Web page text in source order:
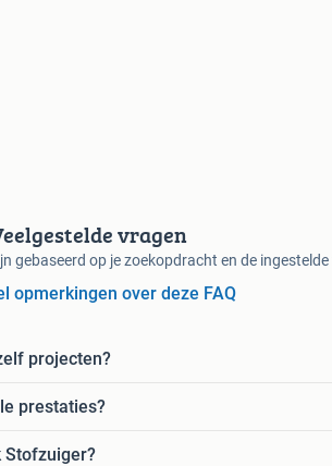
vragen
gebaseerd op je zoekopdracht en de
opmerkingen over deze FAQ
projecten?
prestaties?
Stofzuiger?